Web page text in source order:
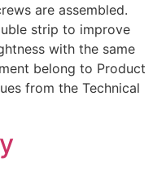
are assembled.
strip to improve
with the same
belong to Product
from the Technical